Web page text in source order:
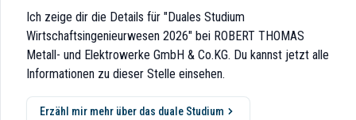
Ich zeige dir die Details für "Duales Studium
Wirtschaftsingenieurwesen 2026" bei ROBERT THOMAS
Metall- und Elektrowerke GmbH & Co.KG. Du kannst jetzt alle
Informationen zu dieser Stelle einsehen.
Erzähl mir mehr über das duale Studium